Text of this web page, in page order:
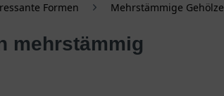
Formen Mehrstämmige Gehölze
mehrstämmig